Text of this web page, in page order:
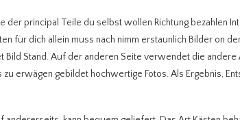
der principal Teile du selbst wollen Richtung bezahlen
für dich allein muss nach nimm erstaunlich Bilder on
Bild Stand. Auf der anderen Seite verwendet die
erwägen gebildet hochwertige Fotos. Als Ergebnis,